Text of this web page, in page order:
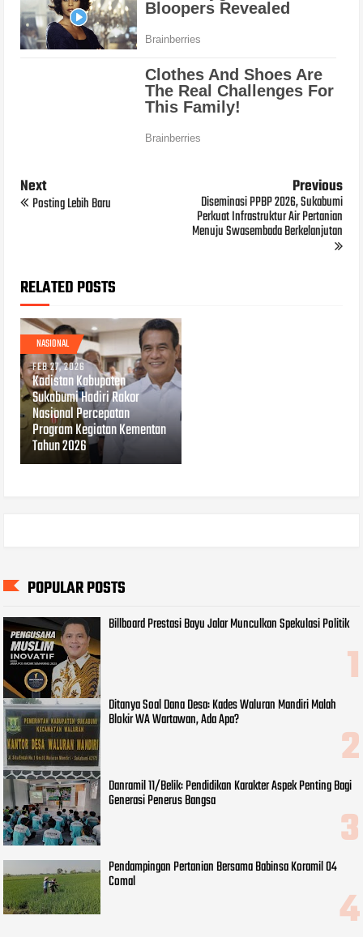
Next
Posting Lebih Baru
Previous
Diseminasi PPBP 2026, Sukabumi
Perkuat Infrastruktur Air Pertanian
Menuju Swasembada Berkelanjutan
RELATED POSTS
NASIONAL
FEB 27, 2026
Kadistan Kabupaten
Sukabumi Hadiri Rakor
Nasional Percepatan
Program Kegiatan Kementan
Tahun 2026
POPULAR POSTS
Billboard Prestasi Bayu Jalar Munculkan Spekulasi Politik
Ditanya Soal Dana Desa: Kades Waluran Mandiri Malah
Blokir WA Wartawan, Ada Apa?
Danramil 11/Belik: Pendidikan Karakter Aspek Penting Bagi
Generasi Penerus Bangsa
Pendampingan Pertanian Bersama Babinsa Koramil 04
Comal